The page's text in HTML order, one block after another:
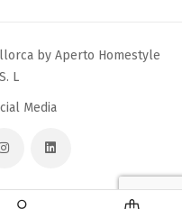
by Aperto Homestyle
L
Media